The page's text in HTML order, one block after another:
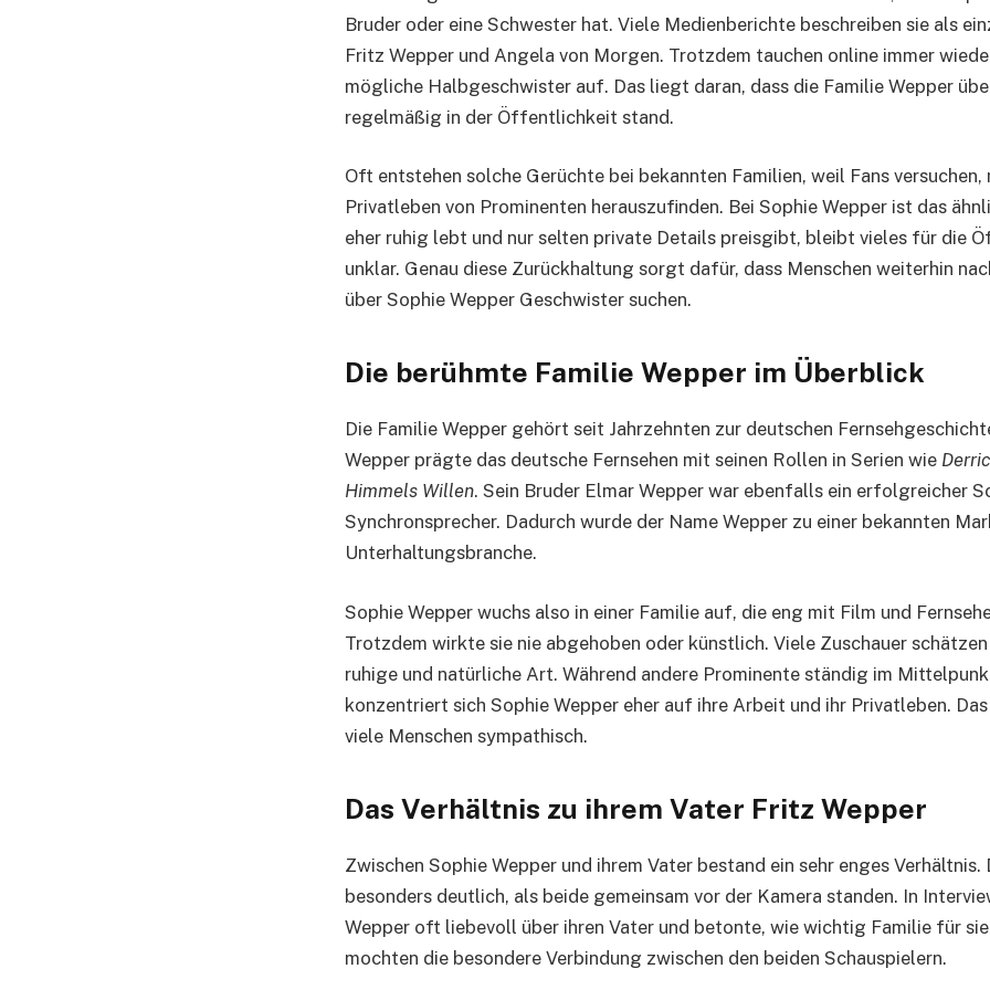
Bruder oder eine Schwester hat. Viele Medienberichte beschreiben sie als
Fritz Wepper und Angela von Morgen. Trotzdem tauchen online immer
mögliche Halbgeschwister auf. Das liegt daran, dass die Familie Wepper
regelmäßig in der Öffentlichkeit stand.
Oft entstehen solche Gerüchte bei bekannten Familien, weil Fans versuchen,
Privatleben von Prominenten herauszufinden. Bei Sophie Wepper ist das
eher ruhig lebt und nur selten private Details preisgibt, bleibt vieles für die
unklar. Genau diese Zurückhaltung sorgt dafür, dass Menschen weiterhin
über Sophie Wepper Geschwister suchen.
Die berühmte Familie Wepper im Überblick
Die Familie Wepper gehört seit Jahrzehnten zur deutschen
Wepper prägte das deutsche Fernsehen mit seinen Rollen in Serien wie
Himmels Willen. Sein Bruder Elmar Wepper war ebenfalls ein erfolgreicher
Synchronsprecher. Dadurch wurde der Name Wepper zu einer bekannten
Unterhaltungsbranche.
Sophie Wepper wuchs also in einer Familie auf, die eng mit Film und
Trotzdem wirkte sie nie abgehoben oder künstlich. Viele Zuschauer
ruhige und natürliche Art. Während andere Prominente ständig im
konzentriert sich Sophie Wepper eher auf ihre Arbeit und ihr Privatleben.
viele Menschen sympathisch.
Das Verhältnis zu ihrem Vater Fritz Wepper
Zwischen Sophie Wepper und ihrem Vater bestand ein sehr enges Verhältnis.
besonders deutlich, als beide gemeinsam vor der Kamera standen. In
Wepper oft liebevoll über ihren Vater und betonte, wie wichtig Familie für sie
mochten die besondere Verbindung zwischen den beiden Schauspielern.